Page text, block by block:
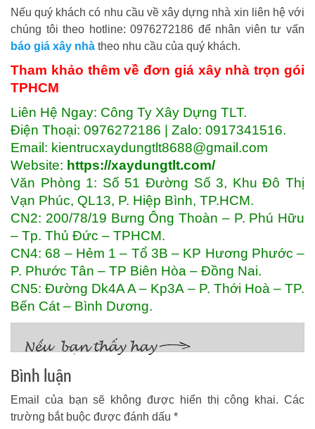
Nếu quý khách có nhu cầu về xây dựng nhà xin liên hệ với
chúng tôi theo hotline: 0976272186 để nhân viên tư vấn
báo giá xây nhà theo nhu cầu của quý khách.
Tham khảo thêm vềđơn giá xây nhà trọn gói
TPHCM
Liên Hệ Ngay: Công Ty Xây Dựng TLT.
Điện Thoại: 0976272186 | Zalo: 0917341516.
Email: kientrucxaydungtlt8688@gmail.com
Website: https://xaydungtlt.com/
Văn Phòng 1: Số 51 Đường Số 3, Khu Đô Thị
Vạn Phúc, QL13, P. Hiệp Bình, TP.HCM.
CN2: 200/78/19 Bưng Ông Thoàn – P. Phú Hữu
– Tp. Thủ Đức – TPHCM.
CN4: 68 – Hẻm 1 – Tổ 3B – KP Hương Phước –
P. Phước Tân – TP Biên Hòa – Đồng Nai.
CN5: Đường Dk4A A – Kp3A – P. Thới Hoà – TP.
Bến Cát – Bình Dương.
Bình luận
Email của bạn sẽ không được hiển thị công khai. Các
trường bắt buộc được đánh dấu *